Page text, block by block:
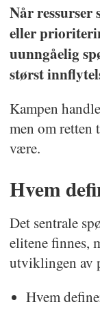
Når ressurser
eller
uunngåelig
størst
Kampen
men om retten
være.
Hvem
Det sentrale
elitene finnes,
utviklingen av
Hvem